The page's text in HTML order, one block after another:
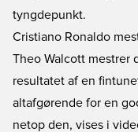
tyngdepunkt.
Cristiano Ronaldo
Theo Walcott mestrer
resultatet af en
altafgørende for en
netop den, vises i